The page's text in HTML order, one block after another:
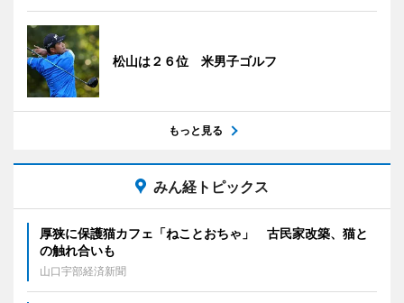
松山は２６位 米男子ゴルフ
もっと見る
みん経トピックス
厚狭に保護猫カフェ「ねことおちゃ」 古民家改築、猫と
の触れ合いも
山口宇部経済新聞